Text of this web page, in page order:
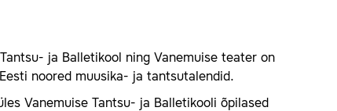
ja Balletikool ning Vanemuise teater on
noored muusika- ja tantsutalendid.
Vanemuise Tantsu- ja Balletikooli õpilased